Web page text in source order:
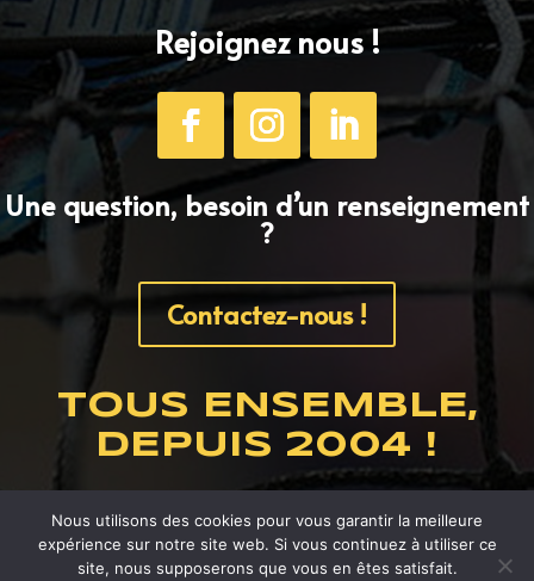
Rejoignez nous !
Une question, besoin d’un renseignement
?
Contactez-nous !
TOUS ENSEMBLE,
DEPUIS 2004 !
Mentions légales
Nous utilisons des cookies pour vous garantir la meilleure
expérience sur notre site web. Si vous continuez à utiliser ce
site, nous supposerons que vous en êtes satisfait.